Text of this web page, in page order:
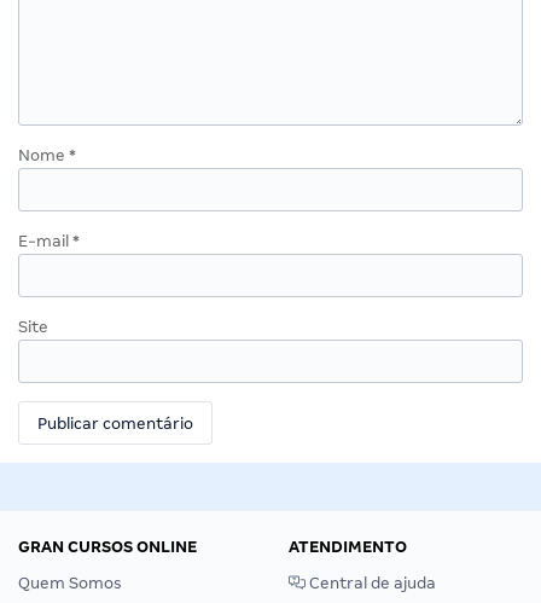
Nome *
E-mail *
Site
GRAN CURSOS ONLINE
Quem Somos
ATENDIMENTO
Central de ajuda